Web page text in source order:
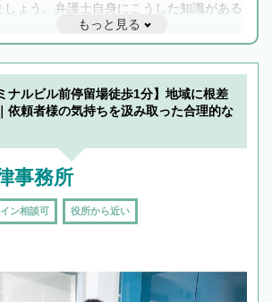
しょう。弁護士自身にこうした知識がある
士業との連携もスムーズに進み、トラブル
のみならず相続をトータルで任せることが
ます。また、相続は感情がからむ分野なの
ィーリングも重要です。実際に電話や面談
数の弁護士と会話をしてウマが合う方に依
もっと見る
ナルビル前停留場徒歩1分】地域に根差
依頼者様の気持ちを汲み取った合理的な
事務所
ン相談可 役所から近い